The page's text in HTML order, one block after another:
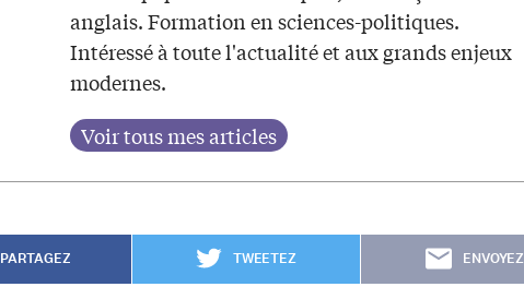
anglais. Formation en sciences-politiques.
Intéressé à toute l'actualité et aux grands enjeux
modernes.
PARTAGEZ TWEETEZ ENVOYEZ